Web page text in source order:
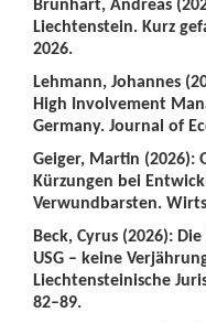
Liechtenstein. Kurz
2026.
Lehmann, Johannes
High Involvement
Germany. Journal of
Geiger, Martin (2026):
Kürzungen bei
Verwundbarsten.
Beck, Cyrus (2026):
USG – keine
Liechtensteinische
82–89.